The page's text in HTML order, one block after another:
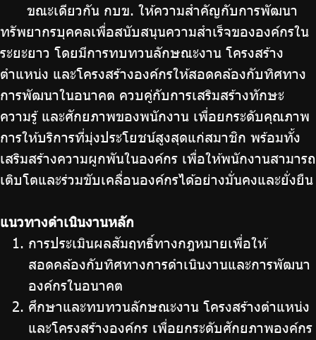
ขณะเดียวกัน กบข. ให้ความสำคัญกับการพัฒนา
ทรัพยากรบุคคลเพื่อสนับสนุนความสำเร็จขององค์กรใน
ระยะยาว โดยมีการทบทวนลักษณะงาน โครงสร้าง
ตำแหน่ง และโครงสร้างองค์กรให้สอดคล้องกับทิศทาง
การพัฒนาในอนาคต ควบคู่กับการเสริมสร้างทักษะ
ความรู้ และศักยภาพของพนักงาน เพื่อยกระดับคุณภาพ
การให้บริการที่มุ่งประโยชน์สูงสุดแก่สมาชิก พร้อมทั้ง
เสริมสร้างความผูกพันในองค์กร เพื่อให้พนักงานสามารถ
เติบโตและร่วมขับเคลื่อนองค์กรได้อย่างมั่นคงและยั่งยืน
แนวทางดำเนินงานหลัก
การประเมินผลสัมฤทธิ์ทางกฎหมายเพื่อให้
สอดคล้องกับทิศทางการดำเนินงานและการพัฒนา
องค์กรในอนาคต
ศึกษาและทบทวนลักษณะงาน โครงสร้างตำแหน่ง
และโครงสร้างองค์กร เพื่อยกระดับศักยภาพองค์กร